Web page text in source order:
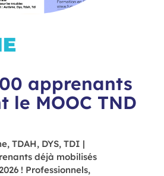
apprenants
le MOOC TND
TDAH, DYS, TDI |
déjà mobilisés
! Professionnels,